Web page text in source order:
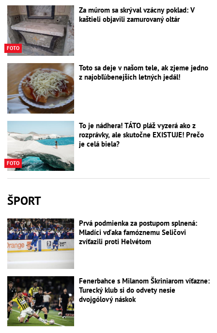
FOTO
Za múrom sa skrýval vzácny poklad: V
kaštieli objavili zamurovaný oltár
Toto sa deje v našom tele, ak zjeme jedno
z najobľúbenejších letných jedál!
FOTO
To je nádhera! TÁTO pláž vyzerá ako z
rozprávky, ale skutočne EXISTUJE! Prečo
je celá biela?
ŠPORT
Prvá podmienka za postupom splnená:
Mladíci vďaka famóznemu Seličovi
zvíťazili proti Helvétom
Fenerbahce s Milanom Škriniarom víťazne:
Turecký klub si do odvety nesie
dvojgólový náskok